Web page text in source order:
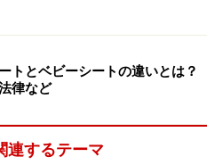
トとベビーシートの違いとは？
律など
連するテーマ